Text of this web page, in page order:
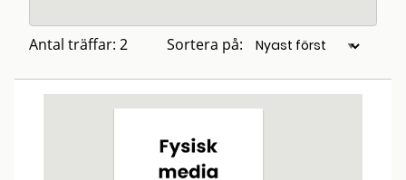
Antal träffar: 2 Sortera på: